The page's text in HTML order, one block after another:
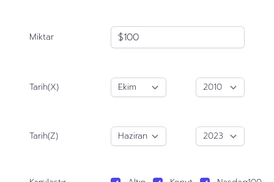
Miktar
Tarih(X)
Tarih(Z)